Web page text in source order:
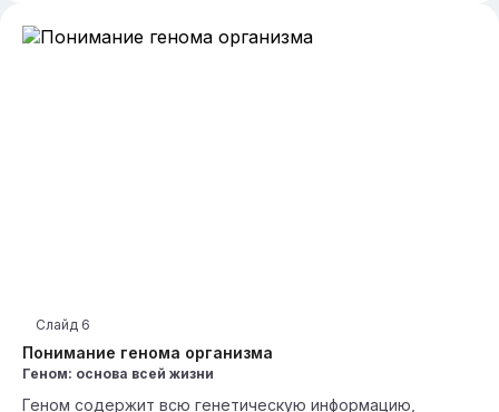
Понимание генома организма
Слайд 6
Геном: основа всей жизни
Геном содержит всю генетическую информацию,